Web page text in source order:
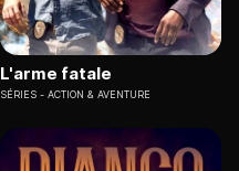
L'arme fatale
SÉRIES ACTION & AVENTURE